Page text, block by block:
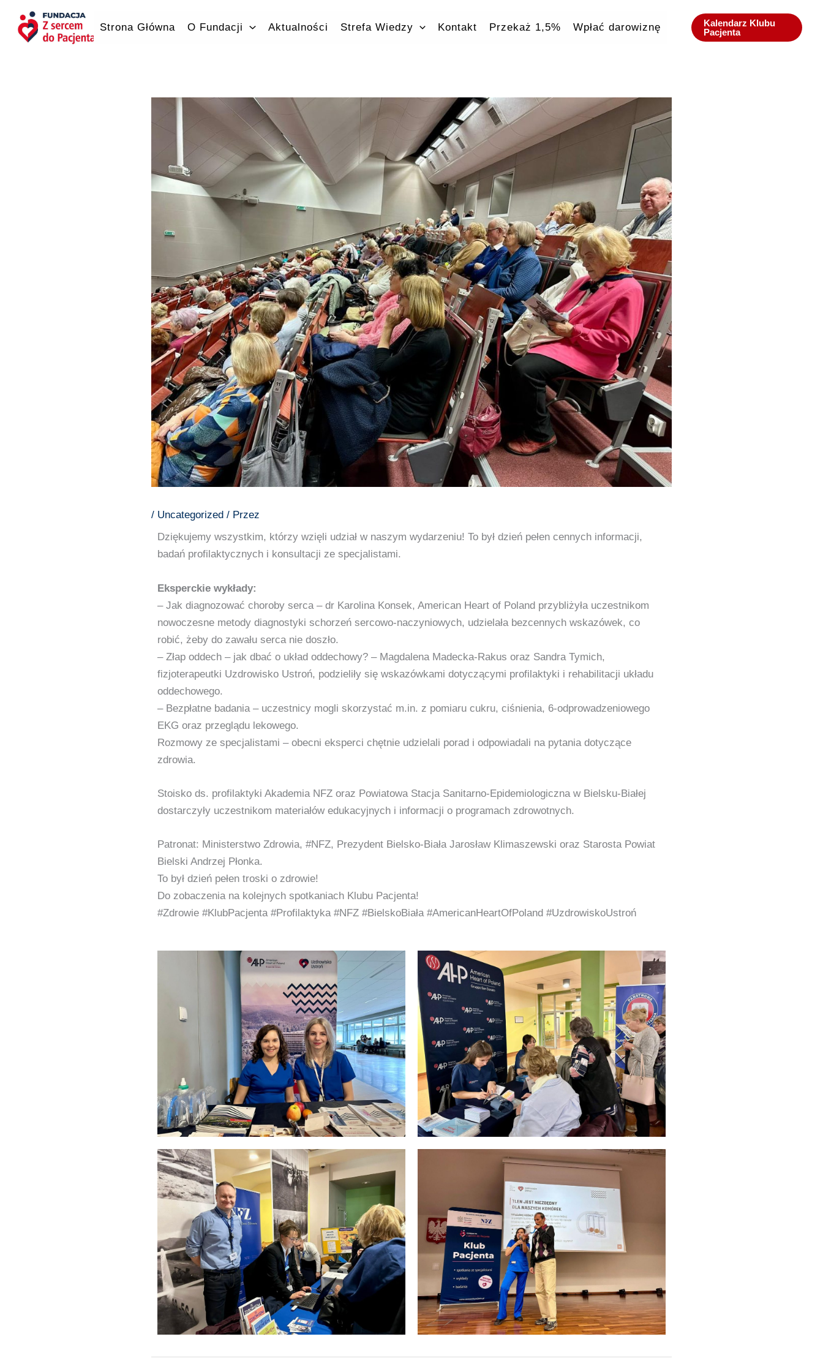
treści
Strona Główna O Fundacji Aktualności Strefa Wiedzy Kontakt Przekaż 1,5% Wpłać darowiznę
Kalendarz Klubu
Pacjenta
/ Uncategorized / Przez
Dziękujemy wszystkim, którzy wzięli udział w naszym wydarzeniu! To był dzień pełen cennych informacji,
badań profilaktycznych i konsultacji ze specjalistami.
Eksperckie wykłady:
– Jak diagnozować choroby serca – dr Karolina Konsek, American Heart of Poland przybliżyła uczestnikom
nowoczesne metody diagnostyki schorzeń sercowo-naczyniowych, udzielała bezcennych wskazówek, co
robić, żeby do zawału serca nie doszło.
– Złap oddech – jak dbać o układ oddechowy? – Magdalena Madecka-Rakus oraz Sandra Tymich,
fizjoterapeutki Uzdrowisko Ustroń, podzieliły się wskazówkami dotyczącymi profilaktyki i rehabilitacji układu
oddechowego.
– Bezpłatne badania – uczestnicy mogli skorzystać m.in. z pomiaru cukru, ciśnienia, 6-odprowadzeniowego
EKG oraz przeglądu lekowego.
Rozmowy ze specjalistami – obecni eksperci chętnie udzielali porad i odpowiadali na pytania dotyczące
zdrowia.
Stoisko ds. profilaktyki Akademia NFZ oraz Powiatowa Stacja Sanitarno-Epidemiologiczna w Bielsku-Białej
dostarczyły uczestnikom materiałów edukacyjnych i informacji o programach zdrowotnych.
Patronat: Ministerstwo Zdrowia, #NFZ, Prezydent Bielsko-Biała Jarosław Klimaszewski oraz Starosta Powiat
Bielski Andrzej Płonka.
To był dzień pełen troski o zdrowie!
Do zobaczenia na kolejnych spotkaniach Klubu Pacjenta!
#Zdrowie #KlubPacjenta #Profilaktyka #NFZ #BielskoBiała #AmericanHeartOfPoland #UzdrowiskoUstroń